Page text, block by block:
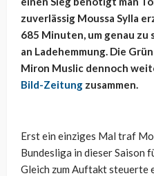
zuverlässig Moussa Sylla
685 Minuten, um genau
an Ladehemmung. Die
Miron Muslic dennoch
Bild-Zeitung zusammen.
Erst ein einziges Mal traf
Bundesliga in dieser Saison
Gleich zum Auftakt steuerte